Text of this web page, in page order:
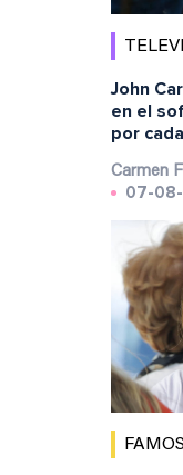
John
en el
por
Carmen
07-